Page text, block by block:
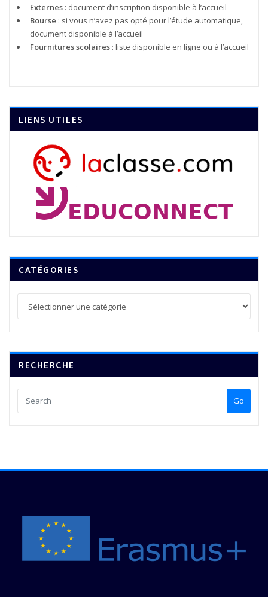
Externes : document d’inscription disponible à l’accueil
Bourse : si vous n’avez pas opté pour l’étude automatique,
document disponible à l’accueil
Fournitures scolaires : liste disponible en ligne ou à l’accueil
LIENS UTILES
CATÉGORIES
RECHERCHE
Go